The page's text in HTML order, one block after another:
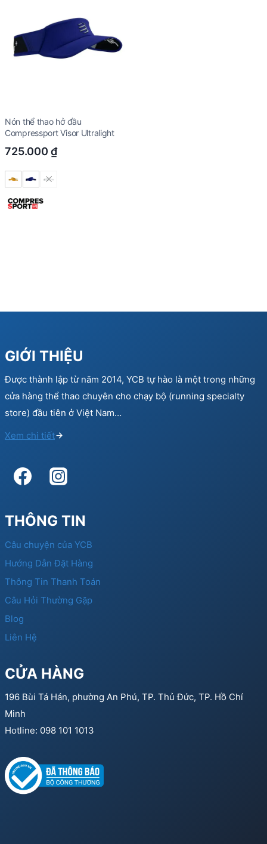
Nón thể thao hở đầu
Compressport Visor Ultralight
725.000 ₫
GIỚI THIỆU
Được thành lập từ năm 2014, YCB tự hào là một trong những
cửa hàng thể thao chuyên cho chạy bộ (running specialty
store) đầu tiên ở Việt Nam…
Xem chi tiết
THÔNG TIN
Câu chuyện của YCB
Hướng Dẫn Đặt Hàng
Thông Tin Thanh Toán
Câu Hỏi Thường Gặp
Blog
Liên Hệ
CỬA HÀNG
196 Bùi Tá Hán, phường An Phú, TP. Thủ Đức, TP. Hồ Chí
Minh
Hotline: 098 101 1013